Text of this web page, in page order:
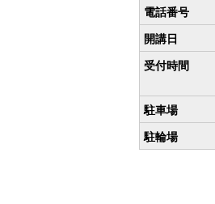
電話番号
開講日
受付時間
駐車場
駐輪場